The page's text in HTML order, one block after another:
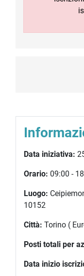
Data iniziativa:
Orario: 09:00 -
Luogo:
10152
Città: Torino (
Posti totali per
Data inizio